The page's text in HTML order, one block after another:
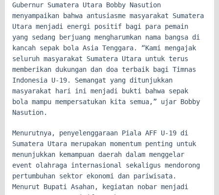
Gubernur Sumatera Utara Bobby Nasution
menyampaikan bahwa antusiasme masyarakat Sumatera
Utara menjadi energi positif bagi para pemain
yang sedang berjuang mengharumkan nama bangsa di
kancah sepak bola Asia Tenggara. “Kami mengajak
seluruh masyarakat Sumatera Utara untuk terus
memberikan dukungan dan doa terbaik bagi Timnas
Indonesia U-19. Semangat yang ditunjukkan
masyarakat hari ini menjadi bukti bahwa sepak
bola mampu mempersatukan kita semua,” ujar Bobby
Nasution.
Menurutnya, penyelenggaraan Piala AFF U-19 di
Sumatera Utara merupakan momentum penting untuk
menunjukkan kemampuan daerah dalam menggelar
event olahraga internasional sekaligus mendorong
pertumbuhan sektor ekonomi dan pariwisata.
Menurut Bupati Asahan, kegiatan nobar menjadi